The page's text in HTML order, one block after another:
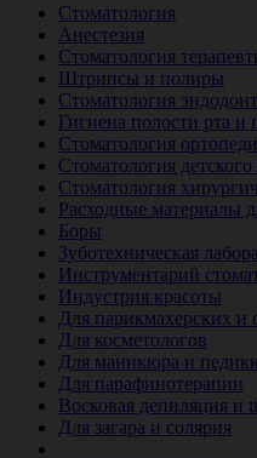
Стоматология
Анестезия
Стоматология
Штрипсы и полиры
Стоматология
Гигиена полости рта и
Стоматология
Стоматология
Стоматология
Расходные материалы
Боры
Зуботехническая
Инструментарий
Индустрия красоты
Для парикмахерских и
Для косметологов
Для маникюра и
Для парафинотерапии
Восковая депиляция и
Для загара и солярия